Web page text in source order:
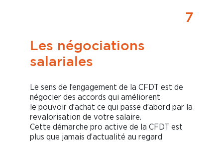
7
Les négociations
salariales
Le sens de l’engagement de la CFDT est de
négocier des accords qui améliorent
le pouvoir d’achat ce qui passe d’abord par la
revalorisation de votre salaire.
Cette démarche pro active de la CFDT est
plus que jamais d’actualité au regard